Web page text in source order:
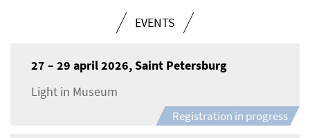
EVENTS
27 – 29 april 2026, Saint Petersburg
Light in Museum
Registration in progress